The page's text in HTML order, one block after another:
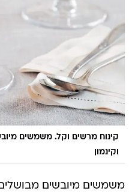
קינוח מרשים וקל. משמשים
וקינמון
משמשים מיובשים מבושלים